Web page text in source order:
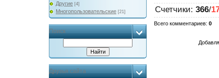
Другие [4]
Многопользовательские [21]
Поиск
Друзья сайта
Счетчики: 366/
Всего комментариев: 0